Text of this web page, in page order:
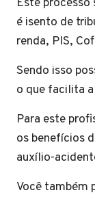
é isento de
renda, PIS,
Sendo isso
o que facilita
Para este
os benefícios
auxílio-
Você também